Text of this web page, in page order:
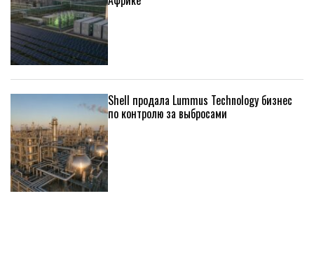
Shell продала Lummus Technology бизнес
по контролю за выбросами